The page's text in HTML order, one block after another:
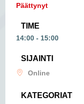
Päättynyt
TIME
14:00 - 15:00
SIJAINTI
Online
KATEGORIAT